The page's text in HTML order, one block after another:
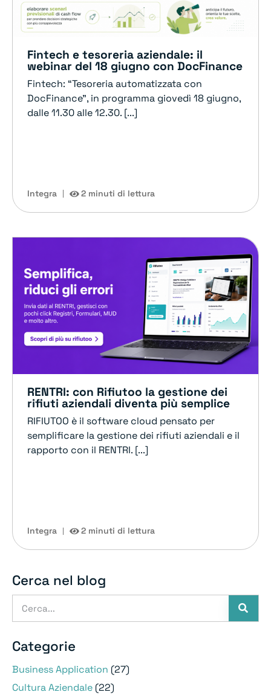
Fintech e tesoreria aziendale: il
webinar del 18 giugno con DocFinance
Fintech: “Tesoreria automatizzata con
DocFinance”, in programma giovedì 18 giugno,
dalle 11.30 alle 12.30. [...]
Integra 2 minuti di lettura
RENTRI: con Rifiutoo la gestione dei
rifiuti aziendali diventa più semplice
RIFIUTOO è il software cloud pensato per
semplificare la gestione dei rifiuti aziendali e il
rapporto con il RENTRI. [...]
Integra 2 minuti di lettura
Cerca nel blog
Categorie
Business Application (27)
Cultura Aziendale (22)